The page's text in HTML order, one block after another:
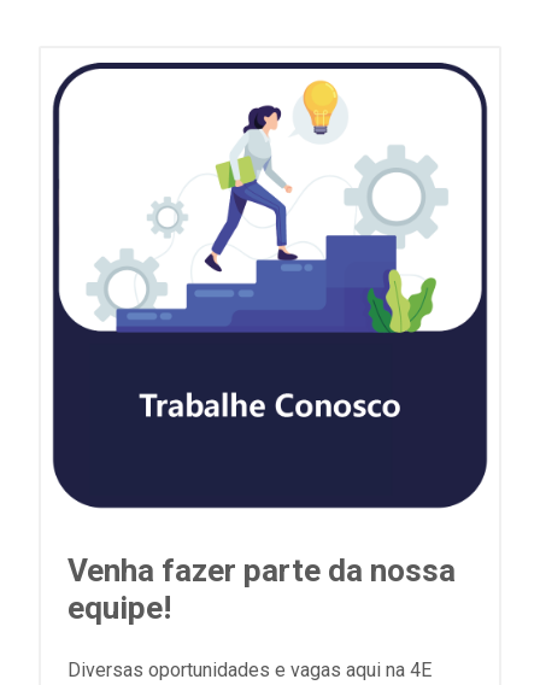
Venha fazer parte da nossa
equipe!
Diversas oportunidades e vagas aqui na 4E